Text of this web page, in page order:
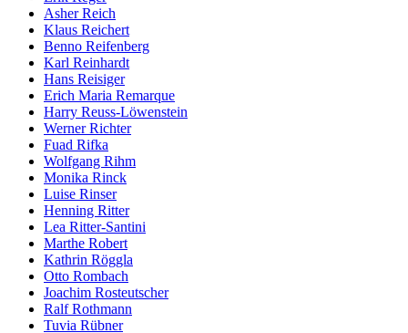
Asher Reich
Klaus Reichert
Benno Reifenberg
Karl Reinhardt
Hans Reisiger
Erich Maria Remarque
Harry Reuss-Löwenstein
Werner Richter
Fuad Rifka
Wolfgang Rihm
Monika Rinck
Luise Rinser
Henning Ritter
Lea Ritter-Santini
Marthe Robert
Kathrin Röggla
Otto Rombach
Joachim Rosteutscher
Ralf Rothmann
Tuvia Rübner